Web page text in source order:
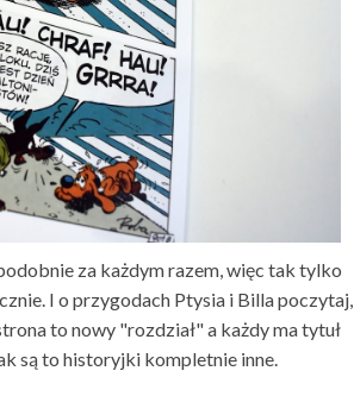
za każdym razem, więc tak tylko
I o przygodach Ptysia i Billa poczytaj,
to nowy "rozdział" a każdy ma tytuł
są to historyjki kompletnie inne.